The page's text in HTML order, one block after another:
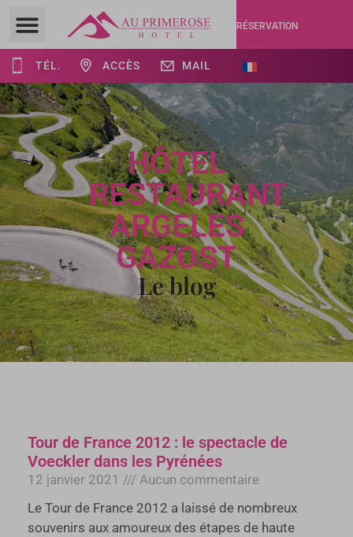
RÉSERVATION
TÉL. ACCÈS MAIL
HÔTEL
RESTAURANT
ARGELES
GAZOST
Le blog
Tour de France 2012 : le spectacle de
Voeckler dans les Pyrénées
12 janvier 2021
Aucun commentaire
Le Tour de France 2012 a laissé de nombreux
souvenirs aux amoureux des étapes de haute